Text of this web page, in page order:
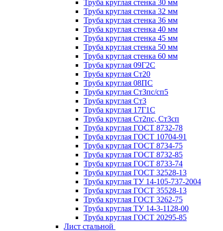
Труба круглая стенка 30 мм
Труба круглая стенка 32 мм
Труба круглая стенка 36 мм
Труба круглая стенка 40 мм
Труба круглая стенка 45 мм
Труба круглая стенка 50 мм
Труба круглая стенка 60 мм
Труба круглая 09Г2С
Труба круглая Ст20
Труба круглая 08ПС
Труба круглая Ст3пс/сп5
Труба круглая Ст3
Труба круглая 17Г1С
Труба круглая Ст2пс, Ст3сп
Труба круглая ГОСТ 8732-78
Труба круглая ГОСТ 10704-91
Труба круглая ГОСТ 8734-75
Труба круглая ГОСТ 8732-85
Труба круглая ГОСТ 8733-74
Труба круглая ГОСТ 32528-13
Труба круглая ТУ 14-105-737-2004
Труба круглая ГОСТ 35528-13
Труба круглая ГОСТ 3262-75
Труба круглая ТУ 14-3-1128-00
Труба круглая ГОСТ 20295-85
Лист стальной